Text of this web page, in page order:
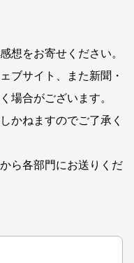
想をお寄せください。
ブサイト、また新聞・
場合がございます。
かねますのでご了承く
から各部門にお送りくだ